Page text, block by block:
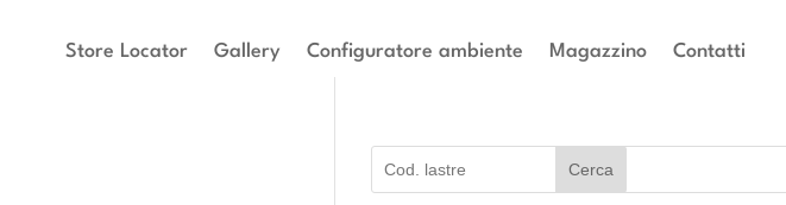
Store Locator Gallery Configuratore ambiente Magazzino Contatti
Cerca